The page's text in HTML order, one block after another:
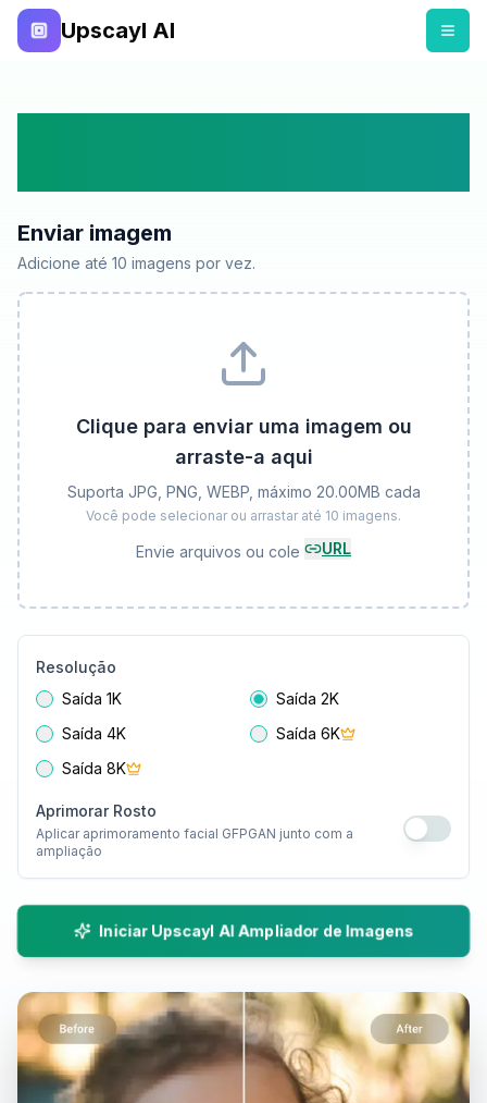
Upscayl AI
Enviar imagem
Adicione até 10 imagens por vez.
Clique para enviar uma imagem ou
arraste-a aqui
Suporta JPG, PNG, WEBP, máximo 20.00MB cada
Você pode selecionar ou arrastar até 10 imagens.
Envie arquivos ou cole URL
Resolução
Saída 1K
Saída 2K
Saída 4K
Saída 6K
Saída 8K
Aprimorar Rosto
Aplicar aprimoramento facial GFPGAN junto com a
ampliação
Iniciar Upscayl AI Ampliador de Imagens